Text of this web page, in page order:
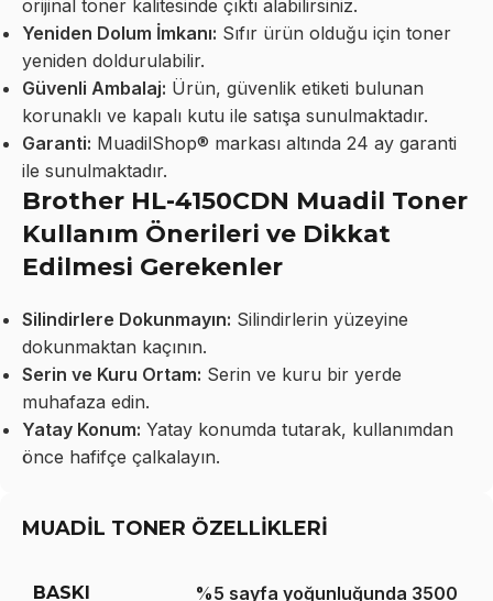
orijinal toner kalitesinde çıktı alabilirsiniz.
Yeniden Dolum İmkanı: Sıfır ürün olduğu için toner
yeniden doldurulabilir.
Güvenli Ambalaj: Ürün, güvenlik etiketi bulunan
korunaklı ve kapalı kutu ile satışa sunulmaktadır.
Garanti: MuadilShop® markası altında 24 ay garanti
ile sunulmaktadır.
Brother HL-4150CDN Muadil Toner
Kullanım Önerileri ve Dikkat
Edilmesi Gerekenler
Silindirlere Dokunmayın: Silindirlerin yüzeyine
dokunmaktan kaçının.
Serin ve Kuru Ortam: Serin ve kuru bir yerde
muhafaza edin.
Yatay Konum: Yatay konumda tutarak, kullanımdan
önce hafifçe çalkalayın.
MUADİL TONER ÖZELLİKLERİ
BASKI %5 sayfa yoğunluğunda 3500